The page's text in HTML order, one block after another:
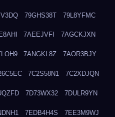
79GHS38T 79L8YFMC
7AEEJVFI 7AGCKJXN
7ANGKL8Z 7AOR3BJY
7C2S58N1 7C2XDJQN
7D73WX32 7DULR9YN
7EDB4H4S 7EE3M9WJ